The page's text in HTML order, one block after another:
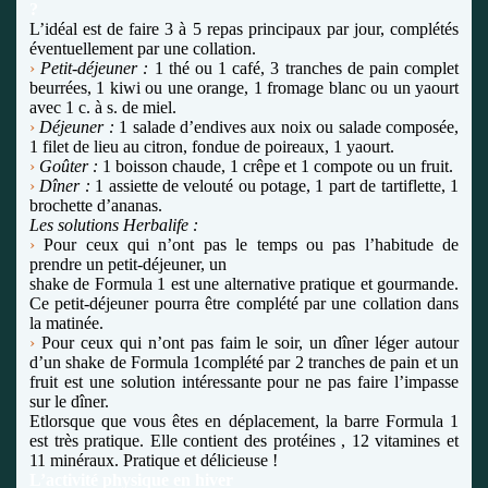
L’idéal est de faire 3 à 5 repas principaux par jour, complétés
éventuellement par une collation.
› Petit-déjeuner : 1 thé ou 1 café, 3 tranches de pain complet
beurrées, 1 kiwi ou une orange, 1 fromage blancou un yaourt
avec 1 c. à s. de miel.
› Déjeuner : 1 salade d’endives aux noix ou salade composée,
1 filet de lieu au citron, fondue de poireaux, 1 yaourt.
› Goûter : 1 boisson chaude, 1 crêpe et 1 compote ou un fruit.
› Dîner : 1 assiette de velouté ou potage, 1 part de tartiflette, 1
brochette d’ananas.
Les solutions Herbalife :
›Pour ceux qui n’ont pas le temps ou pas l’habitude de
prendre un petit-déjeuner, un
shake de Formula 1 est une alternative pratique et gourmande.
Ce petit-déjeuner pourra être complété par une collation dans
la matinée.
› Pour ceux qui n’ont pas faim le soir, un dîner léger autour
d’un shake de Formula 1complété par 2 tranches de pain et un
fruit est une solution intéressante pour ne pas faire l’impasse
sur le dîner.
Etlorsque que vous êtes en déplacement, la barre Formula 1
est très pratique. Elle contient des protéines , 12 vitamines et
11 minéraux. Pratique et délicieuse !